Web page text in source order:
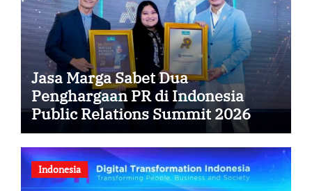
Jasa Marga Sabet Dua
Penghargaan PR di Indonesia
Public Relations Summit 2026
Indonesia